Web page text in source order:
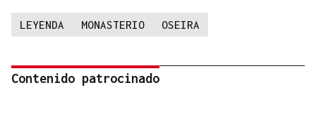
LEYENDA MONASTERIO OSEIRA
Contenido patrocinado